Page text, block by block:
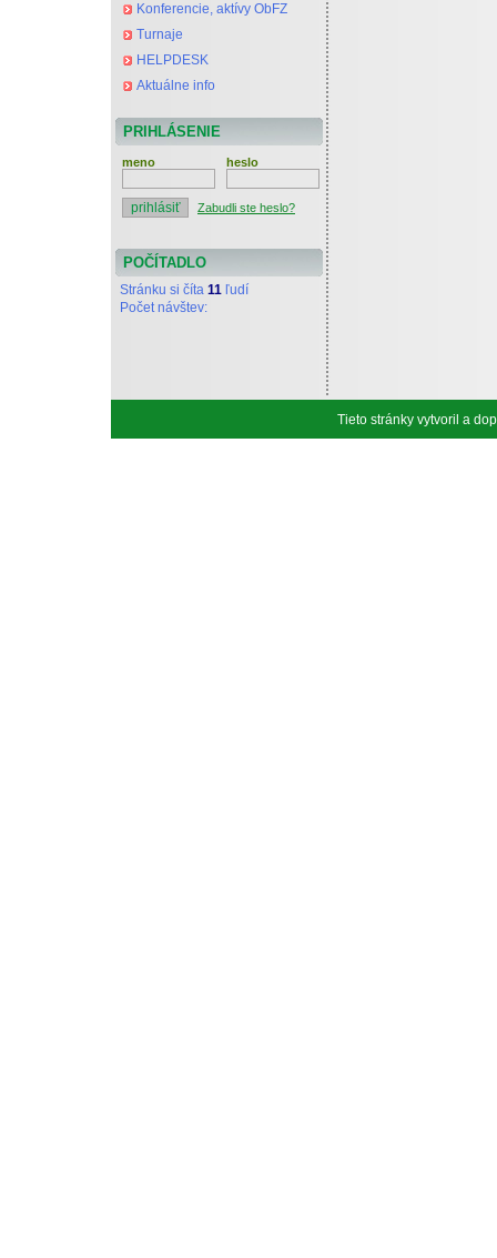
Konferencie, aktívy ObFZ
Turnaje
HELPDESK
Aktuálne info
PRIHLÁSENIE
meno heslo
Zabudli ste heslo?
POČÍTADLO
Stránku si číta 11 ľudí
Počet návštev:
Tieto stránky vytvoril a